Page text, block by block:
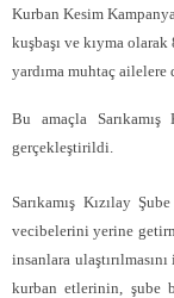
Kurban Kesim
kuşbaşı ve kıyma
yardıma muhtaç ailelere
Bu amaçla Sarıkamış
gerçekleştirildi.
Sarıkamış Kızılay
vecibelerini yerine
insanlara
kurban etlerinin, şube